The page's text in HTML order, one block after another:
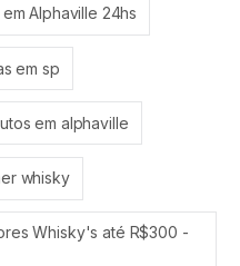
Alphaville 24hs
em sp
em alphaville
whisky
Whisky's até R$300 -